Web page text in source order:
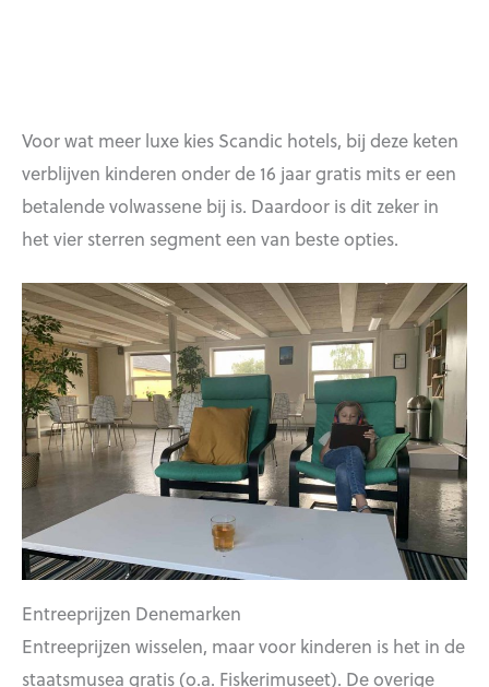
Voor wat meer luxe kies Scandic hotels, bij deze keten
verblijven kinderen onder de 16 jaar gratis mits er een
betalende volwassene bij is. Daardoor is dit zeker in
het vier sterren segment een van beste opties.
Entreeprijzen Denemarken
Entreeprijzen wisselen, maar voor kinderen is het in de
staatsmusea gratis (o.a. Fiskerimuseet). De overige